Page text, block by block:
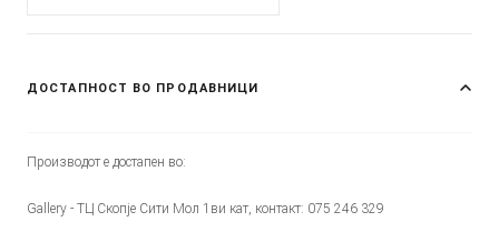
ДОСТАПНОСТ ВО ПРОДАВНИЦИ
Производот е достапен во:
Gallery - ТЦ Скопје Сити Мол 1ви кат, контакт: 075 246 329